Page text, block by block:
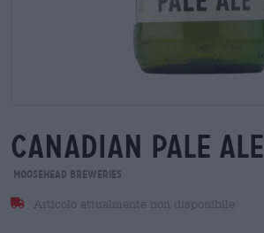
canadian pale ale
Moosehead Breweries
Articolo attualmente non disponibile